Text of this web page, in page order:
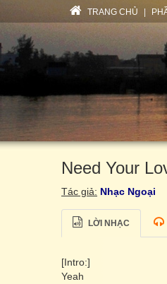
TRANG CHỦ
Need Your
Tác giả: Nhạc Ngoại
LỜI NHẠC
[Intro:]
Yeah